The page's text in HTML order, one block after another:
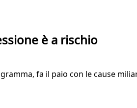
è a rischio
fa il paio con le cause